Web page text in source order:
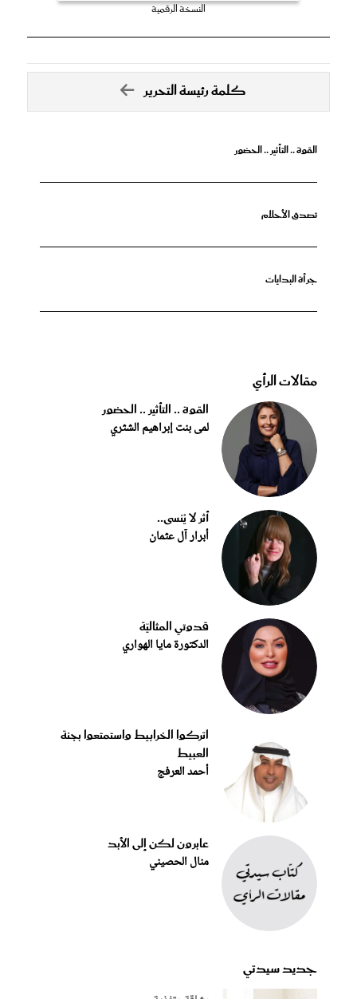
النسخة الرقمية
كلمة رئيسة التحرير
القوة .. التأثير .. الحضور
تصدق الأحلام
جرأة البدايات
مقالات الرأي
القوة .. التأثير .. الحضور
لمى بنت إبراهيم الشثري
أثر لا يُنسى..
أبرار آل عثمان
قدوتي المثاليّة
الدكتورة مايا الهواري
اتركوا الخرابيط واستمتعوا بجنة
العبيط
أحمد العرفج
عابرون لكن إلى الأبد
منال الحصيني
جديد سيدتي